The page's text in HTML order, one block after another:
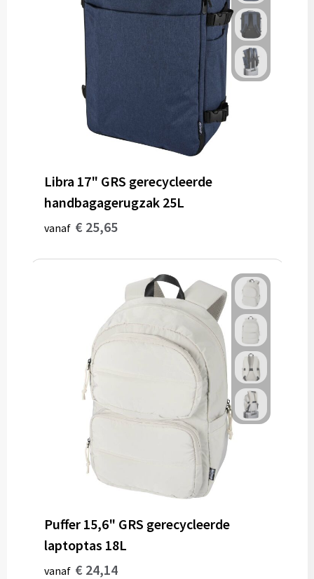
Libra 17" GRS gerecycleerde
handbagagerugzak 25L
vanaf € 25,65
Puffer 15,6" GRS gerecycleerde
laptoptas 18L
vanaf € 24,14